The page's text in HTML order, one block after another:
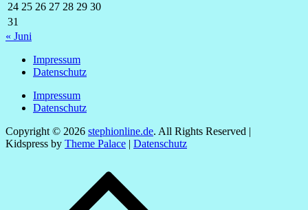
24 25 26 27 28 29 30
31
« Juni
Impressum
Datenschutz
Impressum
Datenschutz
Copyright © 2026 stephionline.de. All Rights Reserved |
Kidspress by Theme Palace | Datenschutz